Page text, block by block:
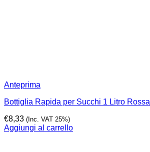
Anteprima
Bottiglia Rapida per Succhi 1 Litro Rossa
€8,33 (Inc. VAT 25%)
Aggiungi al carrello